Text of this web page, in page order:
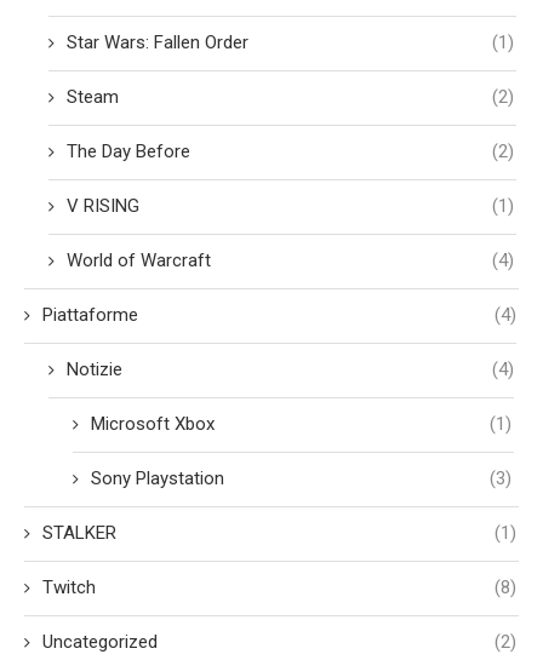
Star Wars: Fallen Order (1)
Steam (2)
The Day Before (2)
V RISING (1)
World of Warcraft (4)
Piattaforme (4)
Notizie (4)
Microsoft Xbox (1)
Sony Playstation (3)
STALKER (1)
Twitch (8)
Uncategorized (2)